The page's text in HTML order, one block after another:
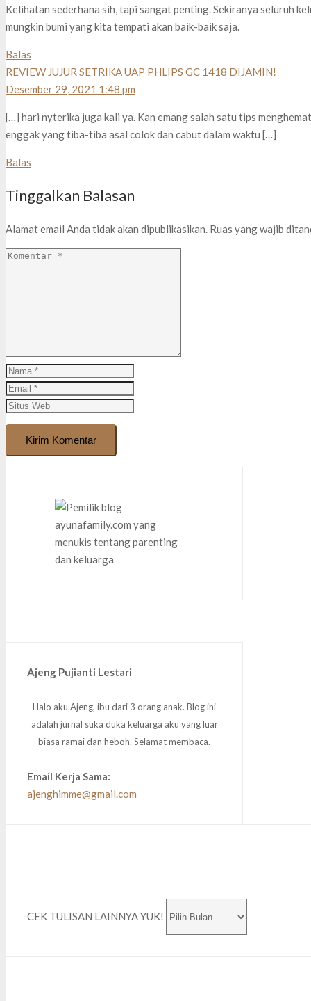
Kelihatan sederhana sih, tapi sangat penting. Sekiranya seluruh
mungkin bumi yang kita tempati akan baik-baik saja.
Balas
REVIEW JUJUR SETRIKA UAP PHLIPS GC 1418 DIJAMIN!
Desember 29, 2021 1:48 pm
[…] hari nyterika juga kali ya. Kan emang salah satu tips
enggak yang tiba-tiba asal colok dan cabut dalam waktu […]
Balas
Tinggalkan Balasan
Alamat email Anda tidak akan dipublikasikan. Ruas yang wajib
Kirim Komentar
Ajeng Pujianti Lestari
Halo aku Ajeng, ibu dari 3 orang anak. Blog ini
adalah jurnal suka duka keluarga aku yang luar
biasa ramai dan heboh. Selamat membaca.
Email Kerja Sama:
ajenghimme@gmail.com
CEK TULISAN LAINNYA YUK!